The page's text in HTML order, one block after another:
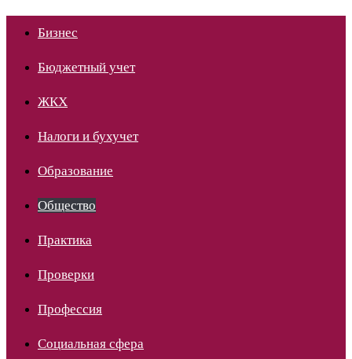
Бизнес
Бюджетный учет
ЖКХ
Налоги и бухучет
Образование
Общество
Практика
Проверки
Профессия
Социальная сфера